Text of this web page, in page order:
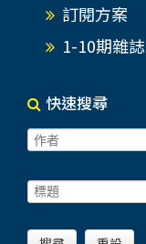
訂閱方案
1-10期雜誌
快速搜尋